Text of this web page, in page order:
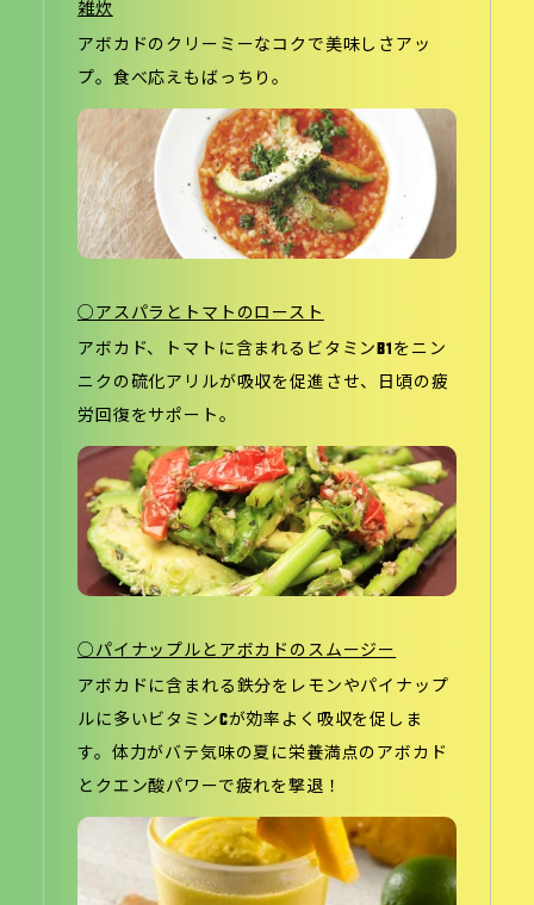
雑炊
アボカドのクリーミーなコクで美味しさアッ
プ。食べ応えもばっちり。
○アスパラとトマトのロースト
アボカド、トマトに含まれるビタミンB1をニン
ニクの硫化アリルが吸収を促進させ、日頃の疲
労回復をサポート。
○パイナップルとアボカドのスムージー
アボカドに含まれる鉄分をレモンやパイナップ
ルに多いビタミンCが効率よく吸収を促しま
す。体力がバテ気味の夏に栄養満点のアボカド
とクエン酸パワーで疲れを撃退！